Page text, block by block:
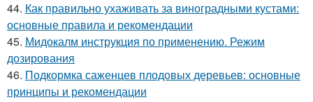
44. Как правильно ухаживать за виноградными кустами:
основные правила и рекомендации
45. Мидокалм инструкция по применению. Режим
дозирования
46. Подкормка саженцев плодовых деревьев: основные
принципы и рекомендации